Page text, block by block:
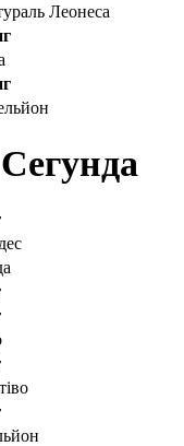
Леонеса